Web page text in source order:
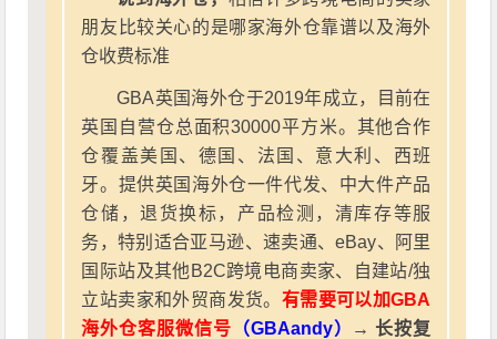
朋友比较关心的是哪家海外仓靠谱以及海外
仓收费标准
GBA英国海外仓于2019年成立，目前在
英国自营仓总面积30000平方米。其他合作
仓覆盖美国、德国、法国、意大利、西班
牙。提供英国海外仓一件代发、中大件产品
仓储，退货换标，产品检测，清库存等服
务，特别适合亚马逊、速卖通、eBay、阿里
国际站及其他B2C跨境电商卖家、自建站/独
立站卖家和外贸商发货。 有需要可以加GBA
海外仓客服微信号 （GBAandy）
→ 长按复